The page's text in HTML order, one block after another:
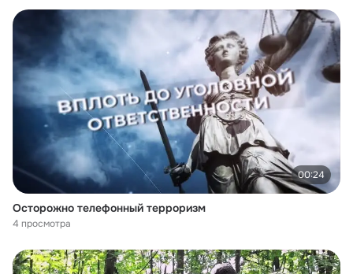
00:24
Осторожно телефонный терроризм
4 просмотра